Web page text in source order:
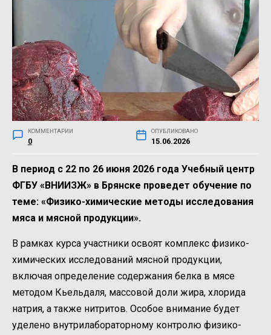
КОММЕНТАРИИ
0
ОПУБЛИКОВАНО
15.06.2026
В период с 22 по 26 июня 2026 года Учебный центр
ФГБУ «ВНИИЗЖ» в Брянске проведет обучение по
теме: «Физико-химические методы исследования
мяса и мясной продукции».
В рамках курса участники освоят комплекс физико-
химических исследований мясной продукции,
включая определение содержания белка в мясе
методом Кьельдаля, массовой доли жира, хлорида
натрия, а также нитритов. Особое внимание будет
уделено внутрилабораторному контролю физико-